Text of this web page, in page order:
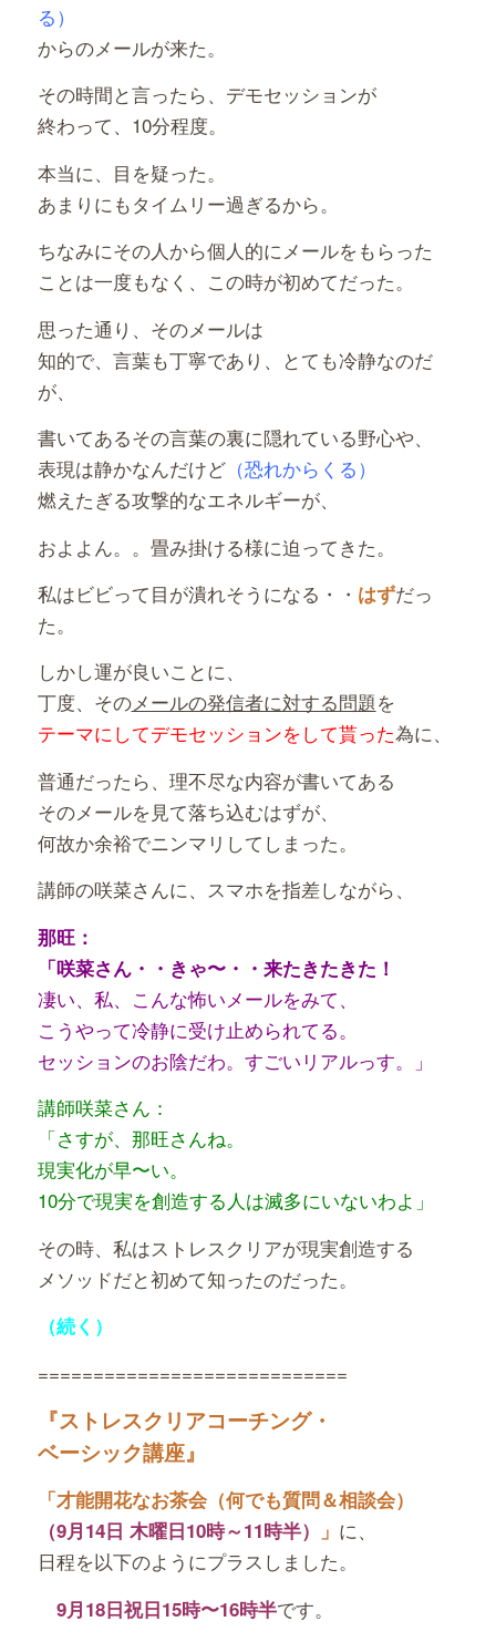
る）
からのメールが来た。
その時間と言ったら、デモセッションが
終わって、10分程度。
本当に、目を疑った。
あまりにもタイムリー過ぎるから。
ちなみにその人から個人的にメールをもらった
ことは一度もなく、この時が初めてだった。
思った通り、そのメールは
知的で、言葉も丁寧であり、とても冷静なのだ
が、
書いてあるその言葉の裏に隠れている野心や、
表現は静かなんだけど（恐れからくる）
燃えたぎる攻撃的なエネルギーが、
およよん。。畳み掛ける様に迫ってきた。
私はビビって目が潰れそうになる・・ はずだっ
た。
しかし運が良いことに、
丁度、そのメールの発信者に対する問題を
テーマにしてデモセッションをして貰った為に、
普通だったら、理不尽な内容が書いてある
そのメールを見て落ち込むはずが、
何故か余裕でニンマリしてしまった。
講師の咲菜さんに、スマホを指差しながら、
那旺：
「咲菜さん・・きゃ〜・・来たきたきた！
凄い、私、こんな怖いメールをみて、
こうやって冷静に受け止められてる。
セッションのお陰だわ。すごいリアルっす。」
講師咲菜さん：
「さすが、那旺さんね。
現実化が早〜い。
10分で現実を創造する 人は滅多にいないわよ」
その時、私はストレスクリアが現実創造する
メソッドだと初めて知ったのだった。
（続く）
============================
『ストレスクリアコーチング・
ベーシック講座』
「才能開花なお茶会（何でも質問＆相談会）
（9月14日 木曜日10時～11時半）
」 に、
日程を以下のようにプラスしました。
9月18日祝日15時〜16時半です。